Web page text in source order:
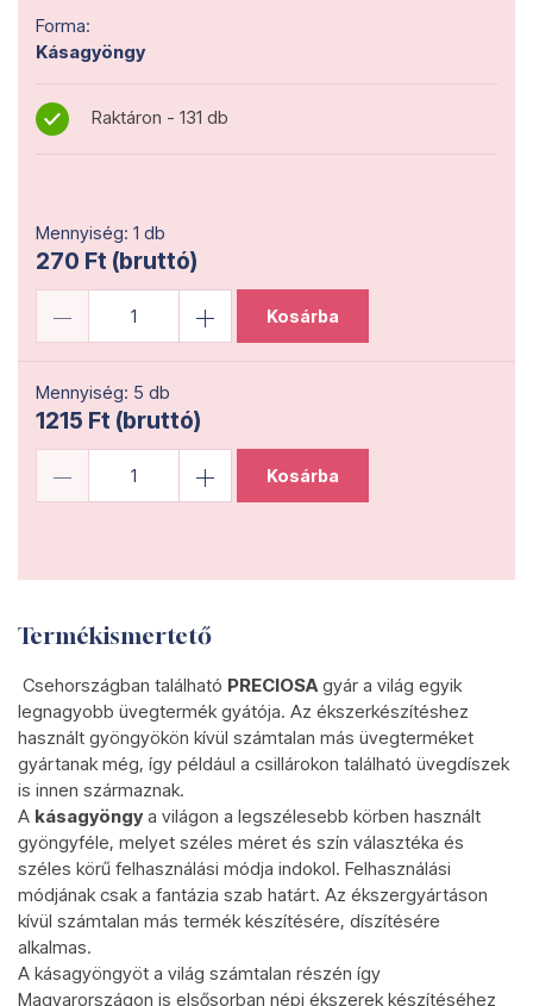
Forma:
Kásagyöngy
Raktáron - 131 db
Mennyiség: 1 db
270 Ft (bruttó)
Kosárba
Mennyiség: 5 db
1215 Ft (bruttó)
Kosárba
Termékismertető
Csehországban található PRECIOSAgyár a világ egyik
legnagyobb üvegtermék gyátója. Az ékszerkészítéshez
használt gyöngyökön kívül számtalan más üvegterméket
gyártanak még, így például a csillárokon található üvegdíszek
is innen származnak.
A kásagyöngy a világon a legszélesebb körben használt
gyöngyféle, melyet széles méret és szín választéka és
széles körű felhasználási módja indokol. Felhasználási
módjának csak a fantázia szab határt. Az ékszergyártáson
kívül számtalan más termék készítésére, díszítésére
alkalmas.
A kásagyöngyöt a világ számtalan részén így
Magyarországon is elsősorban népi ékszerek készítéséhez